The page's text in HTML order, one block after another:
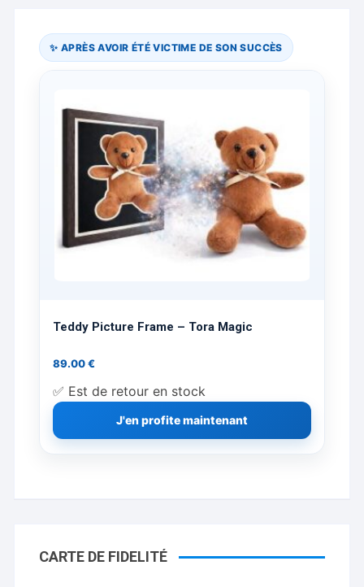
être
choisies
page
du
produit
✨ APRÈS AVOIR ÉTÉ VICTIME DE SON SUCCÈS
Teddy Picture Frame – Tora Magic
89.00€
✅ Est de retour en stock
J'en profite maintenant
CARTE DE FIDELITÉ